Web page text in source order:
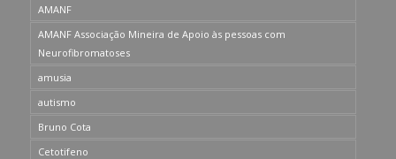
AMANF
AMANF Associação Mineira de Apoio às pessoas com
Neurofibromatoses
amusia
autismo
Bruno Cota
Cetotifeno